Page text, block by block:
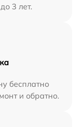
3 лет.
бесплатно
и обратно.